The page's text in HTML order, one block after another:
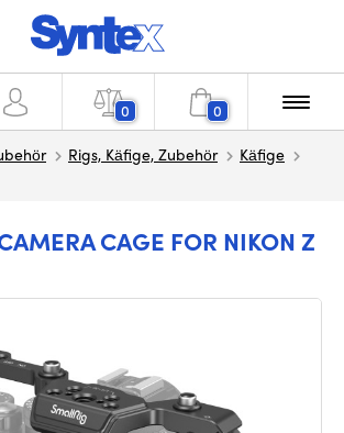
0 0
Rigs, Käfige, Zubehör
Käfige
CAGE FOR NIKON Z